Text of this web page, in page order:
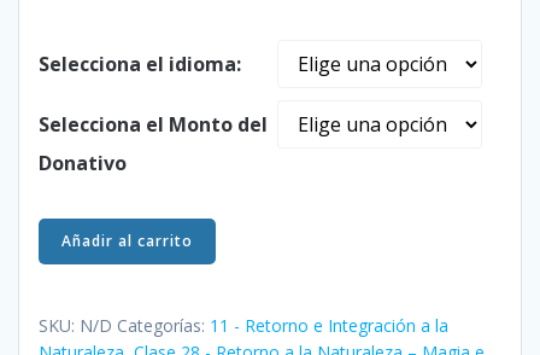
Selecciona el idioma:
Selecciona el Monto del
Donativo
Clase
28
Retorno
Añadir al carrito
SKU: N/D Categorías: 11 - Retorno e Integración a la